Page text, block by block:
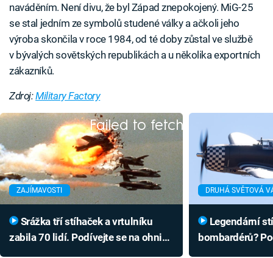
naváděním. Není divu, že byl Západ znepokojený. MiG-25
se stal jedním ze symbolů studené války a ačkoli jeho
výroba skončila v roce 1984, od té doby zůstal ve službě
v bývalých sovětských republikách a u několika exportních
zákazníků.
Zdroj:Military Factory
Failed to fetch
ZAJÍMAVOSTI
zabila 70 lidí. Podívejte se na ohnivé
DRUHÁ SVĚTOVÁ
bombardérů?